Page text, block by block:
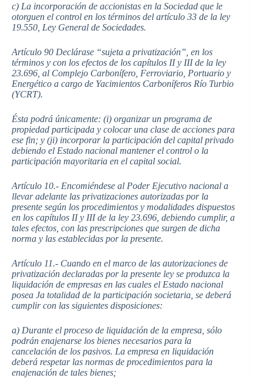
c) La incorporación de accionistas en la Sociedad que le
otorguen el control en los términos del artículo 33 de la ley
19.550, Ley General de Sociedades.
Artículo 90 Declárase “sujeta a privatización”, en los
términos y con los efectos de los capítulos II y III de la ley
23.696, al Complejo Carbonífero, Ferroviario, Portuario y
Energético a cargo de Yacimientos Carboníferos Río Turbio
(YCRT).
Ésta podrá únicamente: (i) organizar un programa de
propiedad participada y colocar una clase de acciones para
ese fin; y (ji) incorporar la participación del capital privado
debiendo el Estado nacional mantener el control o la
participación mayoritaria en el capital social.
Artículo 10.- Encomiéndese al Poder Ejecutivo nacional a
llevar adelante las privatizaciones autorizadas por la
presente según los procedimientos y modalidades dispuestos
en los capítulos II y III de la ley 23.696, debiendo cumplir, a
tales efectos, con las prescripciones que surgen de dicha
norma y las establecidas por la presente.
Artículo 11.- Cuando en el marco de las autorizaciones de
privatización declaradas por la presente ley se produzca la
liquidación de empresas en las cuales el Estado nacional
posea Ja totalidad de la participación societaria, se deberá
cumplir con las siguientes disposiciones:
a) Durante el proceso de liquidación de la empresa, sólo
podrán enajenarse los bienes necesarios para la
cancelación de los pasivos. La empresa en liquidación
deberá respetar las normas de procedimientos para la
enajenación de tales bienes;